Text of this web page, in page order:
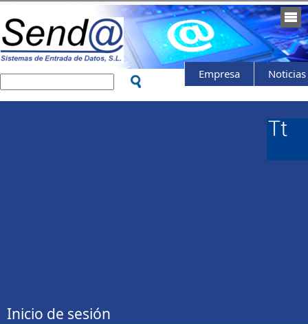
Empresa
Noticias
Fabricantes
Empresa Noticias
Inicio de sesión